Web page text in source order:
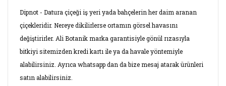
Dipnot - Datura çiçeği iş yeri yada bahçelerin her daim aranan
çiçekleridir. Nereye dikilirlerse ortamın görsel havasını
değiştirirler. Ali Botanik marka garantisiyle gönül rızasıyla
bitkiyi sitemizden kredi kartı ile ya da havale yöntemiyle
alabilirsiniz. Ayrıca whatsapp dan da bize mesaj atarak ürünleri
satın alabilirsiniz.